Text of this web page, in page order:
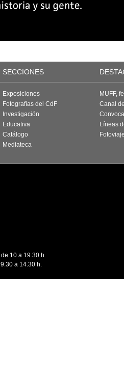
SECCIONES
Exposiciones
Fotografías del CdF
Investigación
Educativa
Catálogo
Mediateca
MUFF,
Canal
Líneas
10 a 19.30 h.
a 14.30 h.